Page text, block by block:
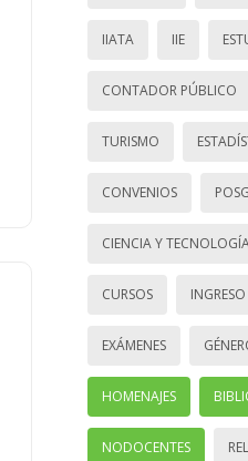
IIATA IIE
CONTADOR PÚBLICO
TURISMO
CONVENIOS
CIENCIA Y
CURSOS INGRESO
EXÁMENES
HOMENAJES
NODOCENTES